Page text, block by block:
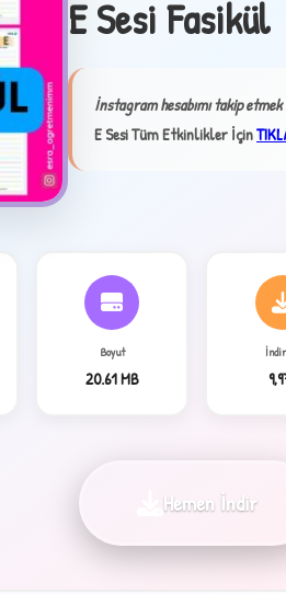
E Sesi Fasikül
İnstagram hesabımı takip
E Sesi Tüm Etkinlikler İçin
Boyut
20.61 MB
Hemen İndir